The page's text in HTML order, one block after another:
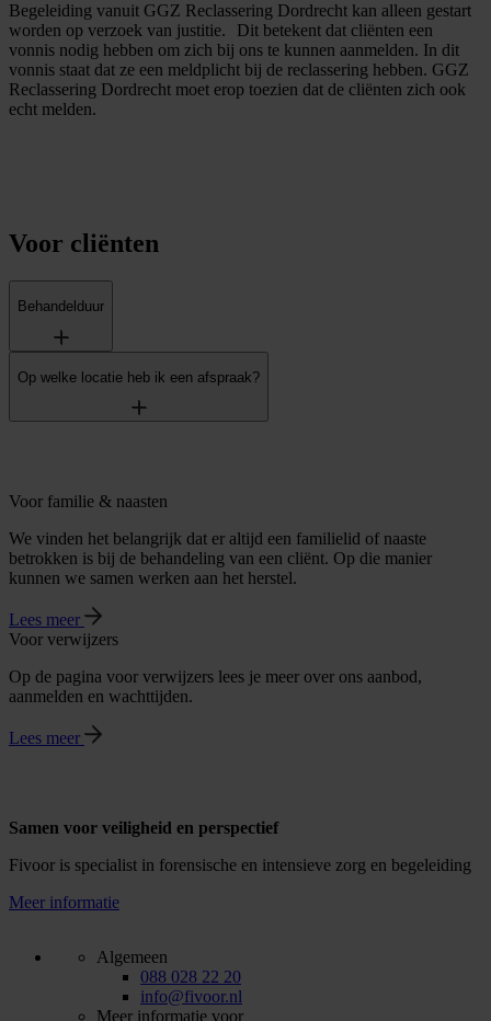
Begeleiding vanuit GGZ Reclassering Dordrecht kan alleen gestart
worden op verzoek van justitie. Dit betekent dat cliënten een
vonnis nodig hebben om zich bij ons te kunnen aanmelden. In dit
vonnis staat dat ze een meldplicht bij de reclassering hebben. GGZ
Reclassering Dordrecht moet erop toezien dat de cliënten zich ook
echt melden.
Voor cliënten
Behandelduur
Op welke locatie heb ik een afspraak?
Voor familie & naasten
We vinden het belangrijk dat er altijd een familielid of naaste
betrokken is bij de behandeling van een cliënt. Op die manier
kunnen we samen werken aan het herstel.
Lees meer
Voor verwijzers
Op de pagina voor verwijzers lees je meer over ons aanbod,
aanmelden en wachttijden.
Lees meer
Samen voor veiligheid en perspectief
Fivoor is specialist in forensische en intensieve zorg en begeleiding
Meer informatie
Algemeen
088 028 22 20
info@fivoor.nl
Meer informatie voor